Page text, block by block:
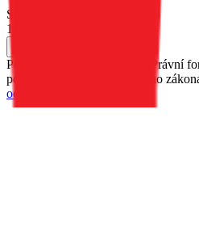
Skladem 38 ks u dodavatele
189 Kč
Petr Matyáš, IČ: 00705331, Právní
podnikající dle živnostenského
ochrana osobních údajů